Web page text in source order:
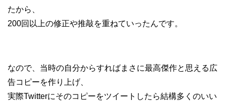
たから、
200回以上の修正や推敲を重ねていったんです。
なので、当時の自分からすればまさに最高傑作と思える広
告コピーを作り上げ、
実際Twitterにそのコピーをツイートしたら結構多くのいい